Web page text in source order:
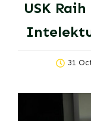
USK
31